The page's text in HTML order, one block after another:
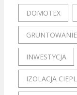
DOMOTEX
GRUNTOWANIE
INWESTYCJA
IZOLACJA